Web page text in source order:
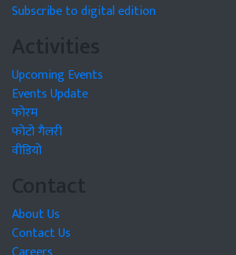
Subscribe to digital edition
Activities
Upcoming Events
Events Update
फोरम
फोटो गैलरी
वीडियो
Contact
About Us
Contact Us